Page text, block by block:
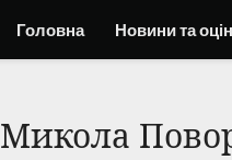
Головна Новини та
Микола